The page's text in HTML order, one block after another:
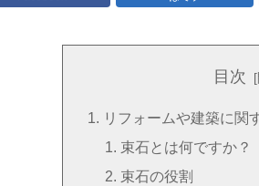
目次
リフォームや建築に関
束石とは何ですか？
束石の役割